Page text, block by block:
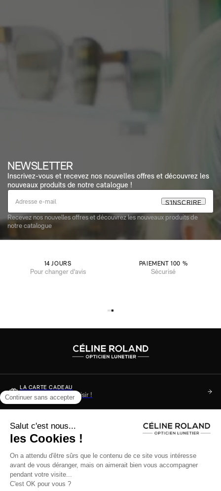
NEWSLETTER
Inscrivez-vous et recevez nos nouvelles offres et découvrez les
nouveaux produits de notre catalogue !
S'INSCRIRE
Recevez nos nouvelles offres et découvrez les nouveaux produits de
notre catalogue
14 JOURS
Pour changer d'avis
PAIEMENT 100 %
Sécurisé
LA CARTE CADEAU
Soyez sûr de faire plaisir !
DES QUESTIONS ?
Consultez notre FAQ
+33 (0)3 89 34 36 49
Du lundi au samedi de 10h à 13h - 14h à 17h ou nous écrire